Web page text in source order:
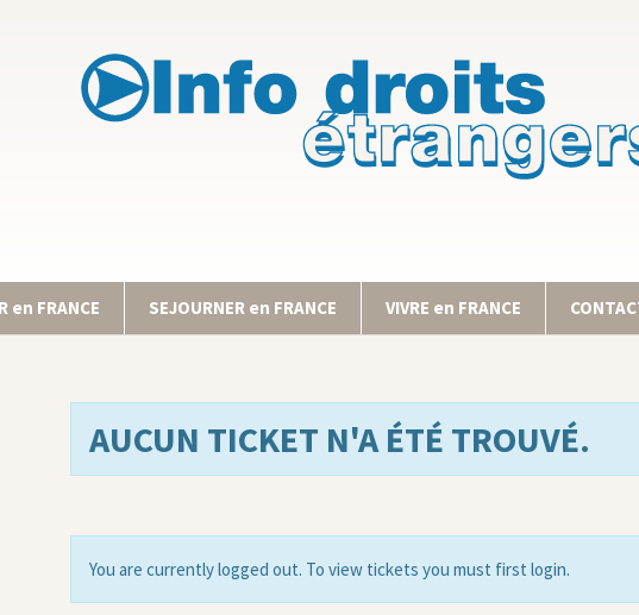
en FRANCE SEJOURNER en FRANCE VIVRE en FRANCE
AUCUN TICKET N'A ÉTÉ TROUVÉ.
You are currently logged out. To view tickets you must first login.